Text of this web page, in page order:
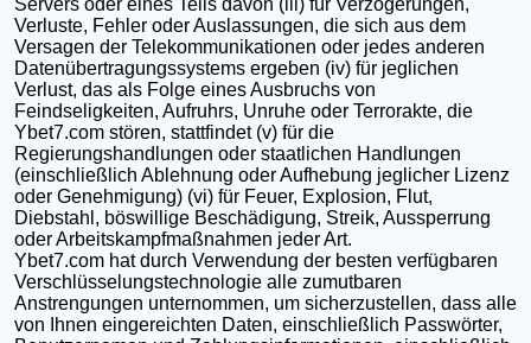
Servers oder eines Teils davon (iii) für Verzögerungen,
Verluste, Fehler oder Auslassungen, die sich aus dem
Versagen der Telekommunikationen oder jedes anderen
Datenübertragungssystems ergeben (iv) für jeglichen
Verlust, das als Folge eines Ausbruchs von
Feindseligkeiten, Aufruhrs, Unruhe oder Terrorakte, die
Ybet7.com stören, stattfindet (v) für die
Regierungshandlungen oder staatlichen Handlungen
(einschließlich Ablehnung oder Aufhebung jeglicher Lizenz
oder Genehmigung) (vi) für Feuer, Explosion, Flut,
Diebstahl, böswillige Beschädigung, Streik, Aussperrung
oder Arbeitskampfmaßnahmen jeder Art.
Ybet7.com hat durch Verwendung der besten verfügbaren
Verschlüsselungstechnologie alle zumutbaren
Anstrengungen unternommen, um sicherzustellen, dass alle
von Ihnen eingereichten Daten, einschließlich Passwörter,